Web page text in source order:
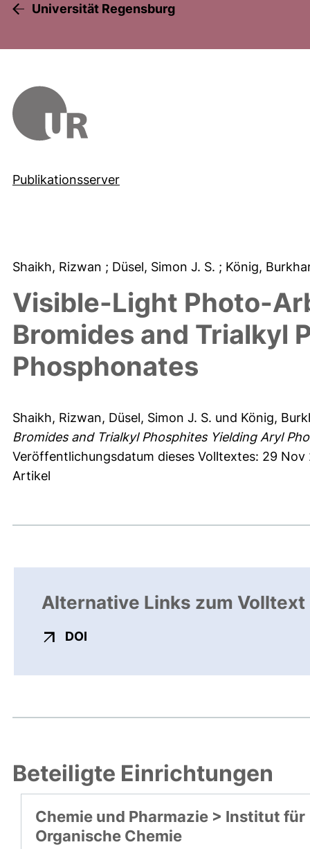
Universität Regensburg
Publikationsserver
Shaikh, Rizwan ; Düsel, Simon J. S. ; König,
Visible-Light Photo-
Bromides and Trialkyl
Phosphonates
Shaikh, Rizwan, Düsel, Simon J. S. und König,
Bromides and Trialkyl Phosphites Yielding Aryl
Veröffentlichungsdatum dieses Volltextes: 29 Nov
Artikel
Alternative Links zum Volltext
DOI
Beteiligte Einrichtungen
Chemie und Pharmazie > Institut für
Organische Chemie